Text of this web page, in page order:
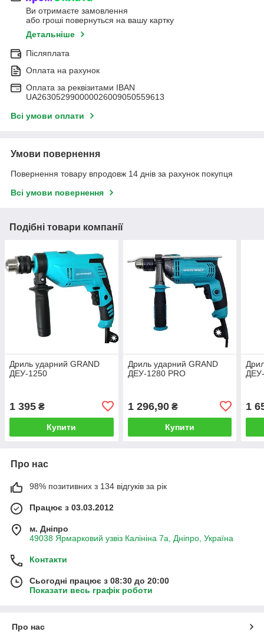
Ви отримаєте замовлення
або гроші повернуться на вашу картку
Детальніше
Післяплата
Оплата на рахунок
Оплата за реквізитами IBAN
UA263052990000026009050559613
Всі умови оплати
Умови повернення
Повернення товару впродовж 14 днів за рахунок покупця
Всі умови повернення
Подібні товари компанії
Дриль ударний GRAND
ДЕУ-1250
1 395 ₴
Купити
Дриль ударний GRAND
ДЕУ-1280 PRO
1 296,90₴
Купити
1
Про нас
98% позитивних з 134 відгуків за рік
Працює з 03.03.2012
м. Дніпро
49038 Ярмарковий узвіз Калініна 7а, Дніпро, Україна
Контакти
Сьогодні працює з 08:30 до 20:00
Показати весь графік роботи
Про нас